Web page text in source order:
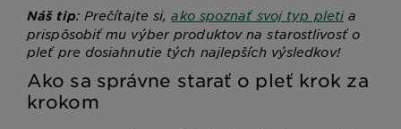
Náš tip: Prečítajte si,ako spoznať svoj typ pletia
prispôsobiť mu výber produktov na starostlivosť o
pleť pre dosiahnutie tých najlepších výsledkov!
Ako sa správne starať o pleť krok za
krokom